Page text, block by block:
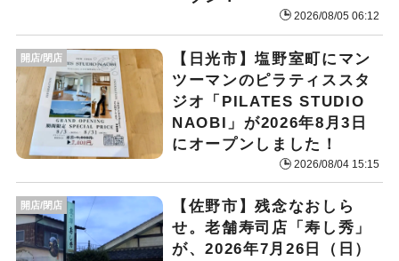
2026/08/05 06:12
開店/閉店
【日光市】塩野室町にマン
ツーマンのピラティススタ
ジオ「PILATES STUDIO
NAOBI」が2026年8月3日
にオープンしました！
2026/08/04 15:15
開店/閉店
【佐野市】残念なおしら
せ。老舗寿司店「寿し秀」
が、2026年7月26日（日）